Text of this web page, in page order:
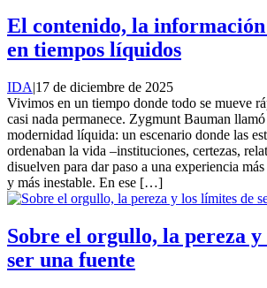
El contenido, la
en tiempos líquidos
IDA|17 de diciembre de 2025
Vivimos en un tiempo donde todo se mueve
casi nada permanece. Zygmunt Bauman
modernidad líquida: un escenario donde las
ordenaban la vida –instituciones, certezas,
disuelven para dar paso a una experiencia
y más inestable. En ese […]
Sobre el orgullo, la pereza
ser una fuente